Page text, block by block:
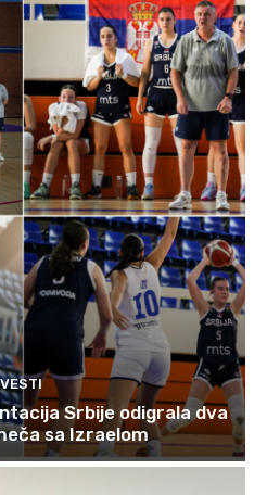
VESTI
Srbije odigrala dva
sa Izraelom